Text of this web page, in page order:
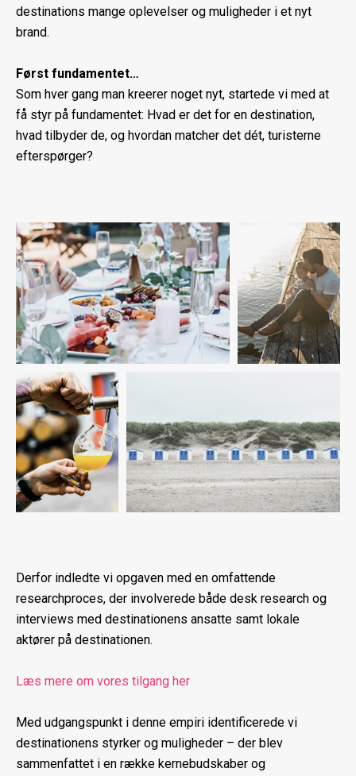
destinations mange oplevelser og muligheder i et nyt
brand.
Først fundamentet…
Som hver gang man kreerer noget nyt, startede vi med at
få styr på fundamentet: Hvad er det for en destination,
hvad tilbyder de, og hvordan matcher det dét, turisterne
efterspørger?
Derfor indledte vi opgaven med en omfattende
researchproces, der involverede både desk research og
interviews med destinationens ansatte samt lokale
aktører på destinationen.
Læs mere om vores tilgang her
Med udgangspunkt i denne empiri identificerede vi
destinationens styrker og muligheder – der blev
sammenfattet i en række kernebudskaber og